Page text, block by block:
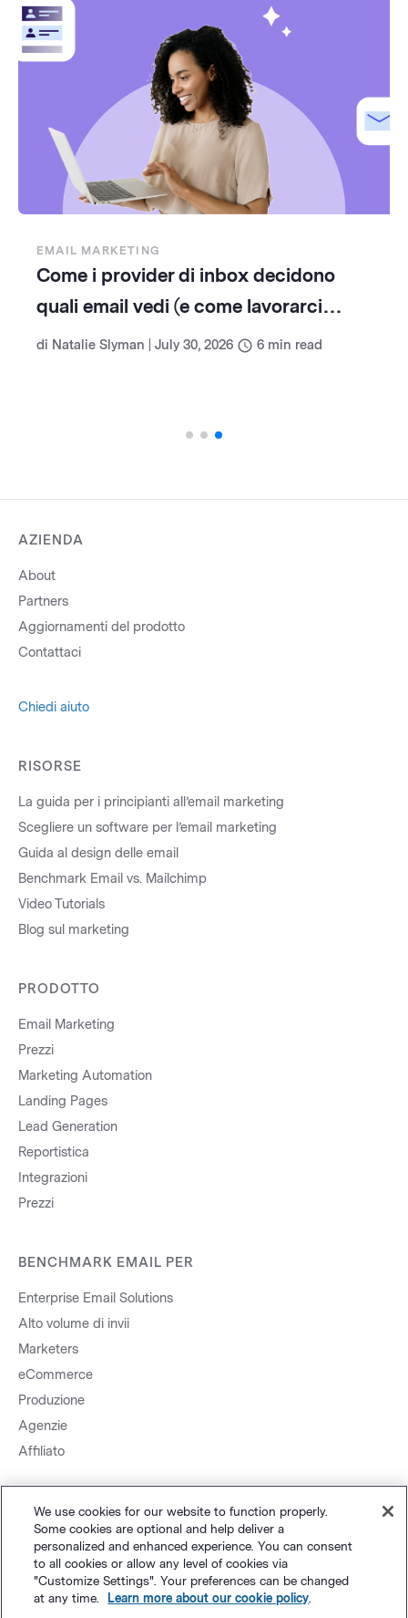
EMAIL MARKETING
Come i provider di inbox decidono
quali email vedi (e come lavorarci
insieme)
di Natalie Slyman July 30, 2026 6 min read
AZIENDA
About
Partners
Aggiornamenti del prodotto
Contattaci
Chiedi aiuto
RISORSE
La guida per i principianti all’email marketing
Scegliere un software per l’email marketing
Guida al design delle email
Benchmark Email vs. Mailchimp
Video Tutorials
Blog sul marketing
PRODOTTO
Email Marketing
Prezzi
Marketing Automation
Landing Pages
Lead Generation
Reportistica
Integrazioni
Prezzi
BENCHMARK EMAIL PER
Enterprise Email Solutions
Alto volume di invii
Marketers
eCommerce
Produzione
Agenzie
Affiliato
Termini
We use cookies for our website to function properly.
Some cookies are optional and help deliver a
personalized and enhanced experience. You can consent
to all cookies or allow any level of cookies via
"Customize Settings". Your preferences can be changed
at any time.
Learn more about our cookie policy.